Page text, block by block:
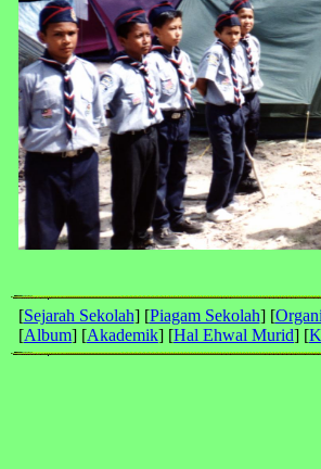
[Sejarah Sekolah] [Piagam Sekolah] [
[Album] [Akademik] [Hal Ehwal Murid] [